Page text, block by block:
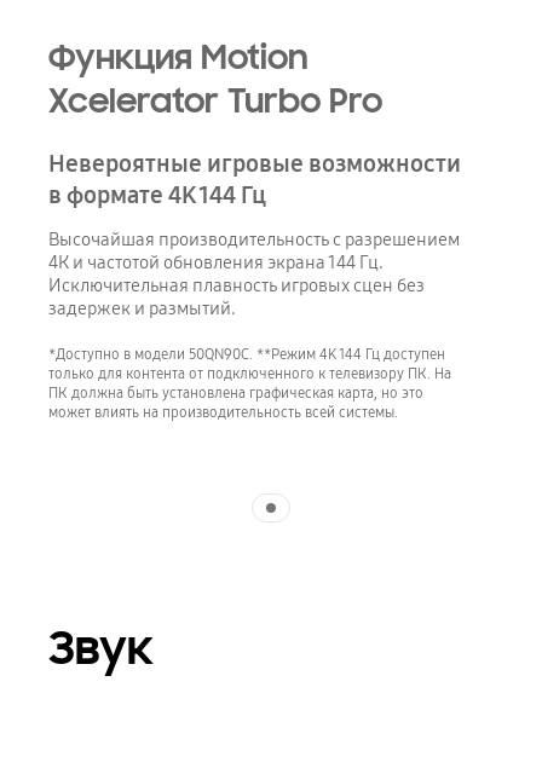
Функция Motion
Xcelerator Turbo Pro
Невероятные игровые возможности
в формате 4K 144 Гц
Высочайшая производительность с разрешением
4К и частотой обновления экрана 144 Гц.
Исключительная плавность игровых сцен без
задержек и размытий.
*Доступно в модели 50QN90C. **Режим 4K 144 Гц доступен
только для контента от подключенного к телевизору ПК. На
ПК должна быть установлена графическая карта, но это
может влиять на производительность всей системы.
Звук